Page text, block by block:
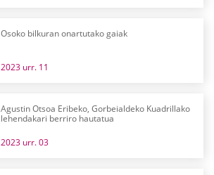
Osoko bilkuran onartutako gaiak
2023 urr. 11
Agustin Otsoa Eribeko, Gorbeialdeko Kuadrillako
lehendakari berriro hautatua
2023 urr. 03